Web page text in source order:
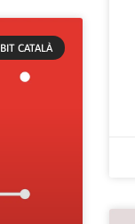
CATALÀ